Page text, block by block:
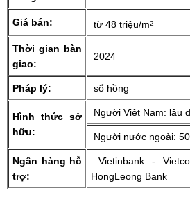
Giá bán: từ 48 triệu/m2
Thời gian bàn
giao:
2024
Pháp lý: sổ hồng
Hình thức sở
hữu:
Người Việt Nam: lâu
Người nước ngoài:
Ngân hàng hỗ
trợ:
Vietinbank -
HongLeong Bank